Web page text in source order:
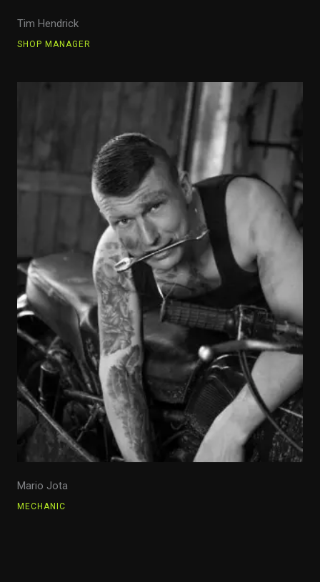
Tim Hendrick
SHOP MANAGER
Mario Jota
MECHANIC